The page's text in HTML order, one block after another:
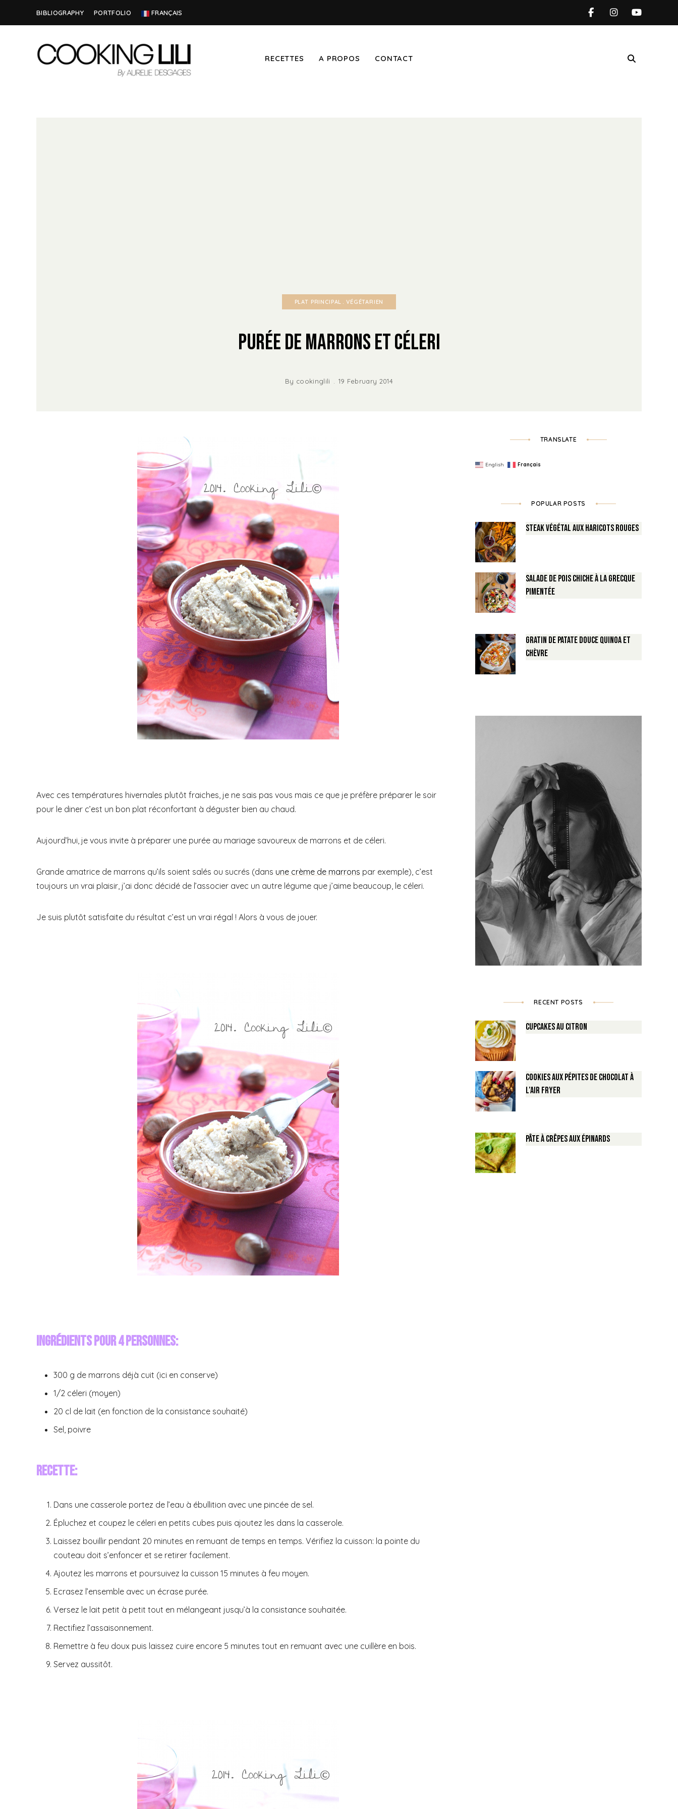
BIBLIOGRAPHY PORTFOLIO FRANÇAIS
RECETTES A PROPOS CONTACT
PLAT PRINCIPAL VÉGÉTARIEN
Purée de Marrons et Céleri
By cookinglili 19 February 2014
Avec ces températures hivernales plutôt fraiches, je ne sais pas vous mais ce que je préfère préparer le soir
pour le diner c’est un bon plat réconfortant à déguster bien au chaud.
Aujourd’hui, je vous invite à préparer une purée au mariage savoureux de marrons et de céleri.
Grande amatrice de marrons qu’ils soient salés ou sucrés (dans une crème de marrons par exemple), c’est
toujours un vrai plaisir, j’ai donc décidé de l’associer avec un autre légume que j’aime beaucoup, le céleri.
Je suis plutôt satisfaite du résultat c’est un vrai régal ! Alors à vous de jouer.
Ingrédients pour 4 personnes:
300 g de marrons déjà cuit (ici en conserve)
1/2 céleri (moyen)
20 cl de lait (en fonction de la consistance souhaité)
Sel, poivre
Recette:
Dans une casserole portez de l’eau à ébullition avec une pincée de sel.
Épluchez et coupez le céleri en petits cubes puis ajoutez les dans la casserole.
Laissez bouillir pendant 20 minutes en remuant de temps en temps. Vérifiez la cuisson: la pointe du
couteau doit s’enfoncer et se retirer facilement.
Ajoutez les marrons et poursuivez la cuisson 15 minutes à feu moyen.
Ecrasez l’ensemble avec un écrase purée.
Versez le lait petit à petit tout en mélangeant jusqu’à la consistance souhaitée.
Rectifiez l’assaisonnement.
Remettre à feu doux puis laissez cuire encore 5 minutes tout en remuant avec une cuillère en bois.
Servez aussitôt.
TRANSLATE
English Français
POPULAR POSTS
Steak végétal aux haricots rouges
Salade de Pois chiche à la Grecque
pimentée
Gratin de Patate douce Quinoa et
Chèvre
RECENT POSTS
Cupcakes au Citron
Cookies aux pépites de Chocolat à
l’air fryer
Pâte à crêpes aux épinards